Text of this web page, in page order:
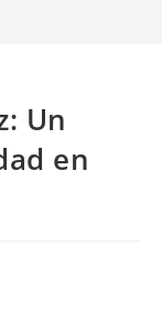
Un
en